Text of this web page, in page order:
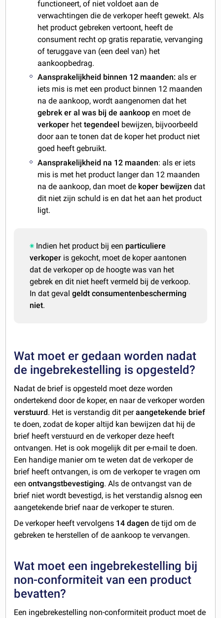
functioneert, of niet voldoet aan de
verwachtingen die de verkoper heeft gewekt. Als
het product gebreken vertoont, heeft de
consument recht op gratis reparatie, vervanging
of teruggave van (een deel van) het
aankoopbedrag.
Aansprakelijkheid binnen 12 maanden: als er
iets mis is met een product binnen 12 maanden
na de aankoop, wordt aangenomen dat het
gebrek er al was bij de aankoop en moet de
verkoper hettegendeel bewijzen, bijvoorbeeld
door aan te tonen dat de koper het product niet
goed heeft gebruikt.
Aansprakelijkheid na 12 maanden: als er iets
mis is met het product langer dan 12 maanden
na de aankoop, dan moet de koper bewijzendat
dit niet zijn schuld is en dat het aan het product
ligt.
Indien het product bij een particuliere
verkoper is gekocht, moet de koper aantonen
dat de verkoper op de hoogte was van het
gebrek en dit niet heeft vermeld bij de verkoop.
In dat geval geldt consumentenbescherming
niet.
Wat moet er gedaan worden nadat
de ingebrekestelling is opgesteld?
Nadat de brief is opgesteld moet deze worden
ondertekend door de koper, en naar de verkoper worden
verstuurd. Het is verstandig dit peraangetekende brief
te doen, zodat de koper altijd kan bewijzen dat hij de
brief heeft verstuurd en de verkoper deze heeft
ontvangen. Het is ook mogelijk dit per e-mail te doen.
Een handige manier om te weten dat de verkoper de
brief heeft ontvangen, is om de verkoper te vragen om
eenontvangstbevestiging. Als de ontvangst van de
brief niet wordt bevestigd, is het verstandig alsnog een
aangetekende brief naar de verkoper te sturen.
De verkoper heeft vervolgens 14 dagende tijd om de
gebreken te herstellen of de aankoop te vervangen.
Wat moet een ingebrekestelling bij
non-conformiteit van een product
bevatten?
Een ingebrekestelling non-conformiteit product moet de